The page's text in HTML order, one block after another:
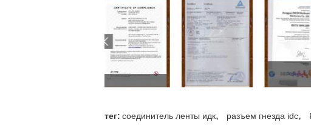
тег: соединитель ленты идк, разъем гнезда idc,